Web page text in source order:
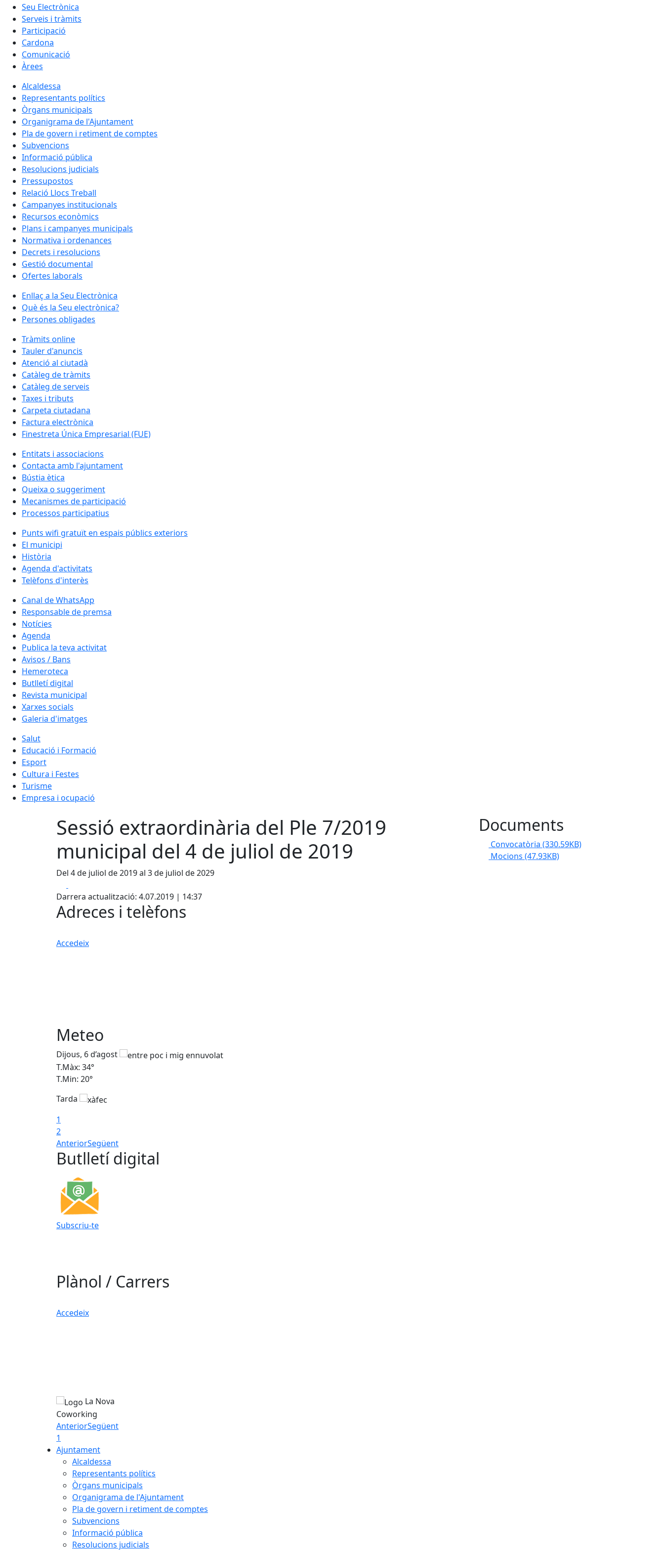
Seu Electrònica
Serveis i tràmits
Participació
Cardona
Comunicació
Àrees
Alcaldessa
Representants polítics
Òrgans municipals
Organigrama de l'Ajuntament
Pla de govern i retiment de comptes
Subvencions
Informació pública
Resolucions judicials
Pressupostos
Relació Llocs Treball
Campanyes institucionals
Recursos econòmics
Plans i campanyes municipals
Normativa i ordenances
Decrets i resolucions
Gestió documental
Ofertes laborals
Enllaç a la Seu Electrònica
Què és la Seu electrònica?
Persones obligades
Tràmits online
Tauler d'anuncis
Atenció al ciutadà
Catàleg de tràmits
Catàleg de serveis
Taxes i tributs
Carpeta ciutadana
Factura electrònica
Finestreta Única Empresarial (FUE)
Entitats i associacions
Contacta amb l'ajuntament
Bústia ètica
Queixa o suggeriment
Mecanismes de participació
Processos participatius
Punts wifi gratuït en espais públics exteriors
El municipi
Història
Agenda d'activitats
Telèfons d'interès
Canal de WhatsApp
Responsable de premsa
Notícies
Agenda
Publica la teva activitat
Avisos / Bans
Hemeroteca
Butlletí digital
Revista municipal
Xarxes socials
Galeria d'imatges
Salut
Educació i Formació
Esport
Cultura i Festes
Turisme
Empresa i ocupació
Sessió extraordinària del Ple 7/2019
municipal del 4 de juliol de 2019
Del 4 de juliol de 2019 al 3 de juliol de 2029
Darrera actualització: 4.07.2019 | 14:37
Documents
Convocatòria (330.59KB)
Mocions (47.93KB)
Adreces i telèfons
Accedeix
Meteo
Dijous, 6 d’agost
T.Màx: 34°
T.Min: 20°
Tarda
1
2
AnteriorSegüent
Butlletí digital
Subscriu-te
Plànol / Carrers
Accedeix
La Nova
Coworking
AnteriorSegüent
1
Ajuntament
Alcaldessa
Representants polítics
Òrgans municipals
Organigrama de l'Ajuntament
Pla de govern i retiment de comptes
Subvencions
Informació pública
Resolucions judicials